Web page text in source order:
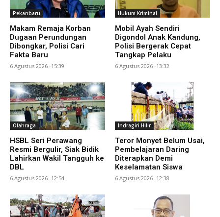
Pekanbaru
Makam Remaja Korban
Dugaan Perundungan
Dibongkar, Polisi Cari
Fakta Baru
6 Agustus 2026 -15:39
Hukum Kriminal
Mobil Ayah Sendiri
Digondol Anak Kandung,
Polisi Bergerak Cepat
Tangkap Pelaku
6 Agustus 2026 -13:32
Olahraga
HSBL Seri Perawang
Resmi Bergulir, Siak Bidik
Lahirkan Wakil Tangguh ke
DBL
6 Agustus 2026 -12:54
Indragiri Hilir
Teror Monyet Belum Usai,
Pembelajaran Daring
Diterapkan Demi
Keselamatan Siswa
6 Agustus 2026 -12:38